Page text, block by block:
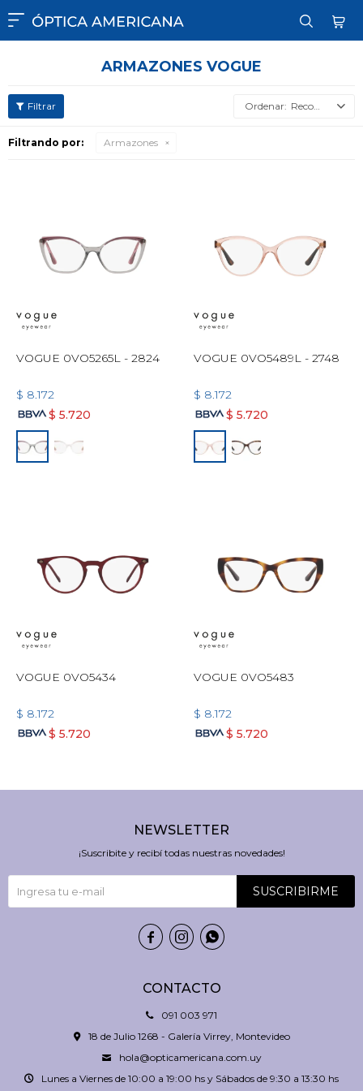

ARMAZONES VOGUE
Recomendados
Filtrando por: Armazones
VOGUE 0VO5265L - 2824
$ 8.172
$ 5.720
VOGUE 0VO5489L - 2748
$ 8.172
$ 5.720
VOGUE 0VO5434
$ 8.172
$ 5.720
VOGUE 0VO5483
$ 8.172
$ 5.720
CONTACTO
091 003 971
18 de Julio 1268 - Galería Virrey, Montevideo
hola@opticamericana.com.uy
Lunes a Viernes de 10:00 a 19:00 hs y Sábados de 9:30 a 13:30 hs
NEWSLETTER
¡Suscribite y recibí todas nuestras novedades!
SUSCRIBIRME
  